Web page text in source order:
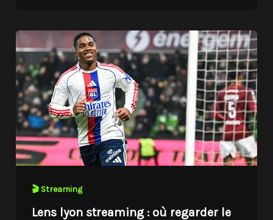
🎬 Streaming
Lens lyon streaming : où regarder le